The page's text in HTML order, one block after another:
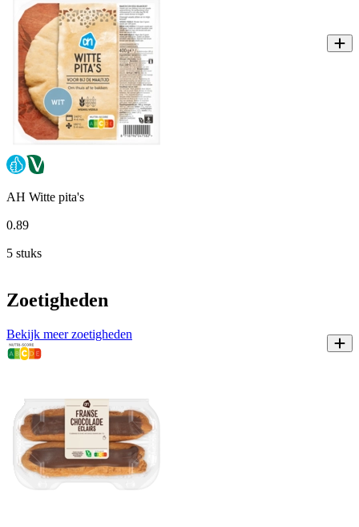
AH Witte pita's
0.89
5 stuks
Zoetigheden
Bekijk meer zoetigheden